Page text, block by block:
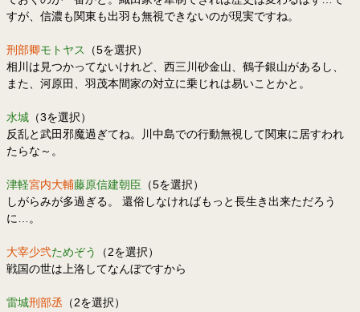
すが、信濃も関東も出羽も無視できないのが現実ですね。
刑部卿モトヤス
（5を選択）
相川は見つかってないけれど、西三川砂金山、鶴子銀山があるし、
また、河原田、羽茂本間家の対立に乗じれは易いことかと。
水城 （3を選択）
反乱と武田邪魔過ぎてね。川中島での行動無視して関東に居すわれ
たらな～。
津軽宮内大輔藤原信建朝臣 （5を選択）
しがらみが多過ぎる。 還俗しなければもっと長生き出来ただろう
に…。
大宰少弐ためぞう
（2を選択）
戦国の世は上洛してなんぼですから
雷城刑部丞 （2を選択）